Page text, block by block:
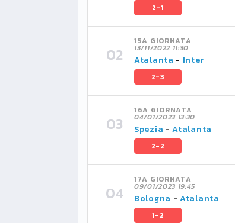
2-1
15A GIORNATA
13/11/2022 11:30
Atalanta - Inter
2-3
16A GIORNATA
04/01/2023 13:30
Spezia -Atalanta
2-2
17A GIORNATA
09/01/2023 19:45
Bologna -Atalanta
1-2